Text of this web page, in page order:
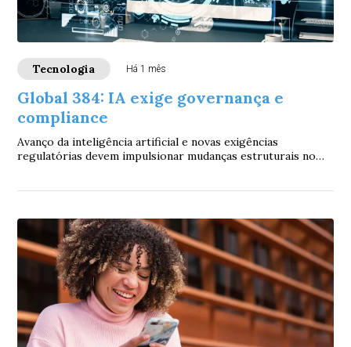
Tecnologia Há 1 mês
Global 384: IA exige governança e
compliance
Avanço da inteligência artificial e novas exigências
regulatórias devem impulsionar mudanças estruturais no